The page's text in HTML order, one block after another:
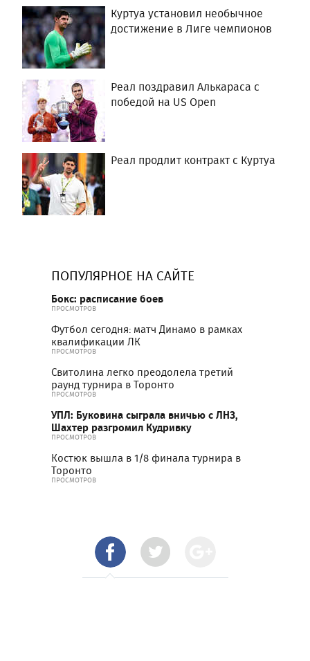
Куртуа установил необычное
достижение в Лиге чемпионов
Реал поздравил Алькараса с
победой на US Open
Реал продлит контракт с Куртуа
ПОПУЛЯРНОЕ НА САЙТЕ
Бокс: расписание боев
ПРОСМОТРОВ
Футбол сегодня: матч Динамо в рамках
квалификации ЛК
ПРОСМОТРОВ
Свитолина легко преодолела третий
раунд турнира в Торонто
ПРОСМОТРОВ
УПЛ: Буковина сыграла вничью с ЛНЗ,
Шахтер разгромил Кудривку
ПРОСМОТРОВ
Костюк вышла в 1/8 финала турнира в
Торонто
ПРОСМОТРОВ